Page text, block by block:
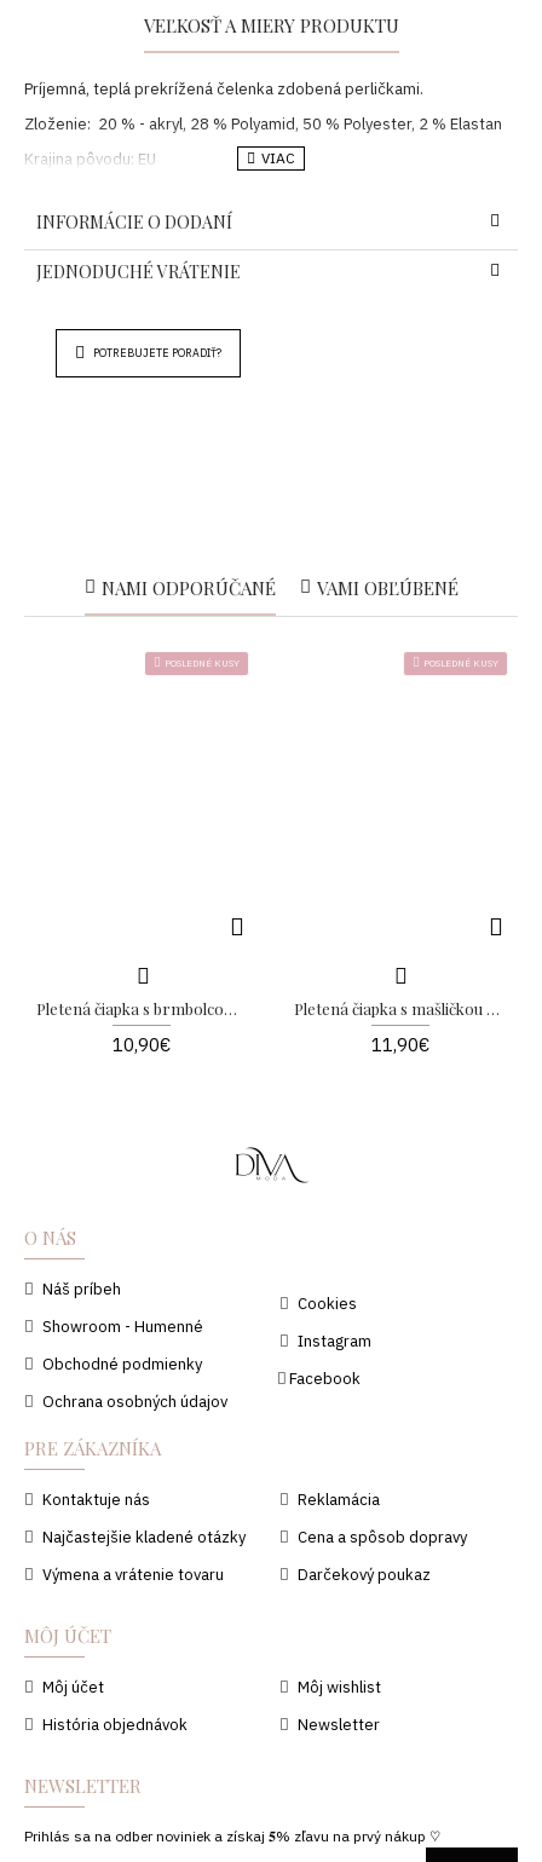
VEĽKOSŤ A MIERY PRODUKTU
Príjemná, teplá prekrížená čelenka zdobená perličkami.
Zloženie: 20 % - akryl, 28 % Polyamid, 50 % Polyester, 2 % Elastan
Krajina pôvodu: EU
INFORMÁCIE O DODANÍ
JEDNODUCHÉ VRÁTENIE
POTREBUJETE PORADIŤ?
NAMI ODPORÚČANÉ VAMI OBĽÚBENÉ
POSLEDNÉ KUSY
Pletená čiapka s brmbolcom šedá B 11
10,90€
POSLEDNÉ KUSY
Pletená čiapka s mašličkou a brmbolcom biela
11,90€
O NÁS
Náš príbeh
Showroom - Humenné
Obchodné podmienky
Ochrana osobných údajov
Cookies
Instagram
Facebook
PRE ZÁKAZNÍKA
Kontaktuje nás
Najčastejšie kladené otázky
Výmena a vrátenie tovaru
Reklamácia
Cena a spôsob dopravy
Darčekový poukaz
MÔJ ÚČET
Môj účet
História objednávok
Môj wishlist
Newsletter
NEWSLETTER
Prihlás sa na odber noviniek a získaj 𝟓% zľavu na prvý nákup ♡